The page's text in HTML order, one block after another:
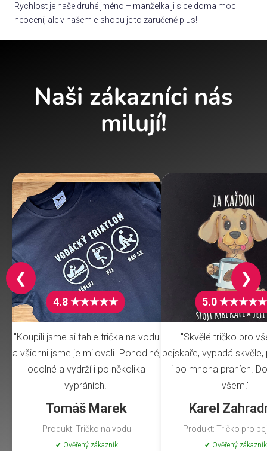
Rychlost je naše druhé jméno – manželka ji sice doma moc
neocení, ale v našem e-shopu je to zaručeně plus!
Naši zákazníci nás
milují!
4.8 ★★★★★
"Koupili jsme si tahle trička na vodu
a všichni jsme je milovali. Pohodlné,
odolné a vydrží i po několika
vypráních."
Tomáš Marek
Produkt: Tričko na vodu
✔ Ověřený zákazník
5.0 ★★★★★
"Skvělé tričko pro
pejskaře, vypadá
i po mnoha praních.
všem!"
Karel
Produkt: Tričko pro
✔ Ověřený zákazník
❮ ❯